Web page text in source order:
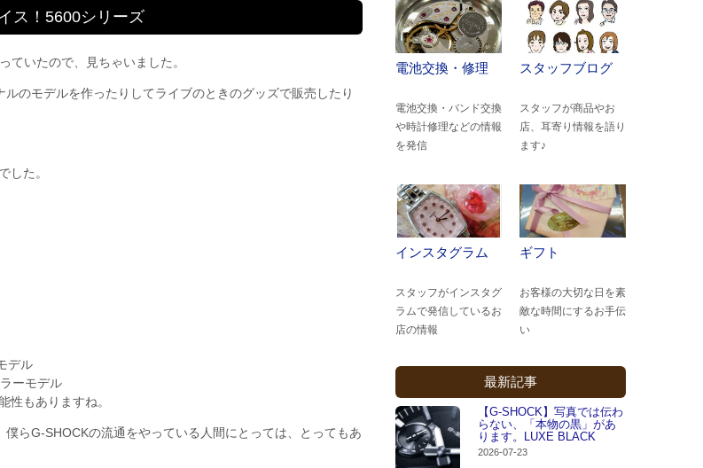
ス！5600シリーズ
ていたので、見ちゃいました。
のモデルを作ったりしてライブのときのグッズで販売したり
した。
デル
ーモデル
性もありますね。
らG-SHOCKの流通をやっている人間にとっては、とってもあ
電池交換・修理
電池交換・バンド交換
や時計修理などの情報
を発信
スタッフブログ
スタッフが商品やお
店、耳寄り情報を語り
ます♪
インスタグラム
スタッフがインスタグ
ラムで発信しているお
店の情報
ギフト
お客様の大切な日を素
敵な時間にするお手伝
い
最新記事
【G-SHOCK】写真では伝わ
らない、「本物の黒」があ
ります。LUXE BLACK
2026-07-23